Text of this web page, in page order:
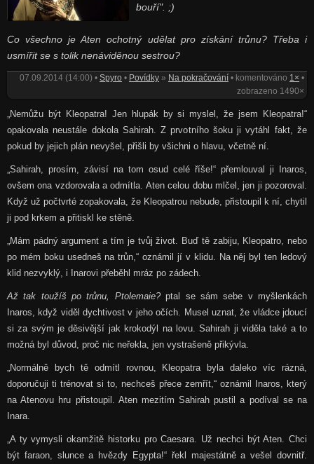
bouří". ;)
Co všechno je Aten ochotný udělat pro získání trůnu? Třeba i
usmířit se s tolik nenáviděnou sestrou?
07.09.2014 (14:00) •Spyro • Povídky » Na pokračování • komentováno 1× •
zobrazeno 1490×
„Nemůžu být Kleopatra! Jen hlupák by si myslel, že jsem Kleopatra!“
opakovala neustále dokola Sahirah. Z prvotního šoku ji vytáhl fakt, že
pokud by jejich plán nevyšel, přišli by všichni o hlavu, včetně ní.
„Sahirah, prosím, závisí na tom osud celé říše!“ přemlouval ji Inaros,
ovšem ona vzdorovala a odmítla. Aten celou dobu mlčel, jen ji pozoroval.
Když už počtvrté zopakovala, že Kleopatrou nebude, přistoupil k ní, chytil
ji pod krkem a přitiskl ke stěně.
„Mám pádný argument a tím je tvůj život. Buď tě zabiju, Kleopatro, nebo
po mém boku usedneš na trůn,“ oznámil jí v klidu. Na něj byl ten ledový
klid nezvyklý, i Inarovi přeběhl mráz po zádech.
Až tak toužíš po trůnu, Ptolemaie?ptal se sám sebe v myšlenkách
Inaros, když viděl dychtivost v jeho očích. Musel uznat, že vládce jdoucí
si za svým je děsivější jak krokodýl na lovu. Sahirah ji viděla také a to
možná byl důvod, proč nic neřekla, jen vystrašeně přikývla.
„Normálně bych tě odmítl rovnou, Kleopatra byla daleko víc rázná,
doporučuji ti trénovat si to, nechceš přece zemřít,“ oznámil Inaros, který
na Atenovu hru přistoupil. Aten mezitím Sahirah pustil a podíval se na
Inara.
„A ty vymysli okamžitě historku pro Caesara. Už nechci být Aten. Chci
být faraon, slunce a hvězdy Egypta!“ řekl majestátně a vešel dovnitř.